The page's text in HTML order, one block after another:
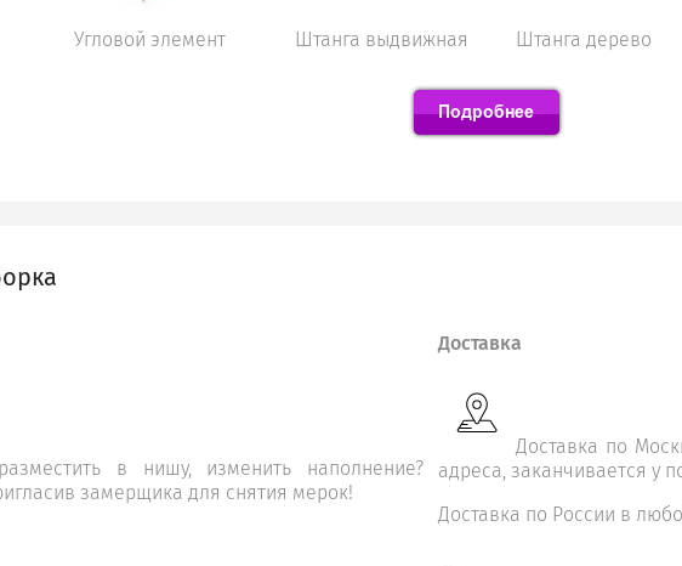
Угловой элемент Штанга выдвижная Штанга дерево
в нишу, изменить наполнение?
замерщика для снятия мерок!
Доставка
Доставка по
адреса, заканчивается у
Доставка по России в